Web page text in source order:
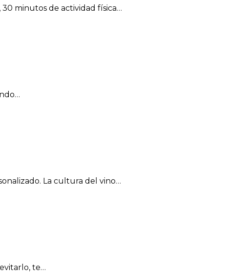
minutos de actividad física…
La cultura del vino…
te…